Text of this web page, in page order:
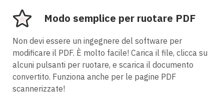
Modo semplice per ruotare PDF
Non devi essere un ingegnere del software per
modificare il PDF. È molto facile! Carica il file, clicca su
alcuni pulsanti per ruotare, e scarica il documento
convertito. Funziona anche per le pagine PDF
scannerizzate!